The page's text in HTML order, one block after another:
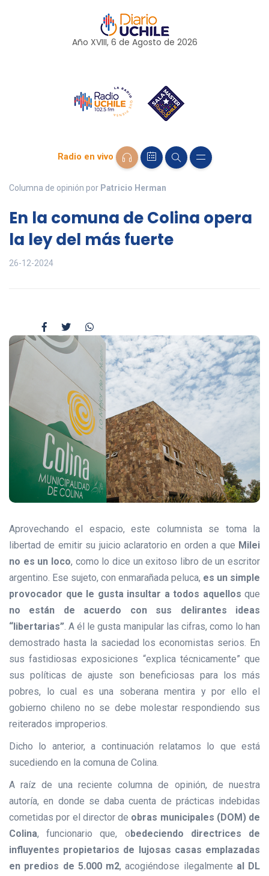
Año XVIII, 6 de Agosto de 2026
Radio en vivo
Columna de opinión por Patricio Herman
En la comuna de Colina opera
la ley del más fuerte
26-12-2024
Aprovechando el espacio, este columnista se toma la
libertad de emitir su juicio aclaratorio en orden a que Milei
no es un loco, como lo dice un exitoso libro de un escritor
argentino. Ese sujeto, con enmarañada peluca, es un simple
provocador que le gusta insultar a todos aquellos que
no están de acuerdo con sus delirantes ideas
“libertarias”. A él le gusta manipular las cifras, como lo han
demostrado hasta la saciedad los economistas serios. En
sus fastidiosas exposiciones “explica técnicamente” que
sus políticas de ajuste son beneficiosas para los más
pobres, lo cual es una soberana mentira y por ello el
gobierno chileno no se debe molestar respondiendo sus
reiterados improperios.
Dicho lo anterior, a continuación relatamos lo que está
sucediendo en la comuna de Colina.
A raíz de una reciente columna de opinión, de nuestra
autoría, en donde se daba cuenta de prácticas indebidas
cometidas por el director de obras municipales (DOM) de
Colina, funcionario que, o bedeciendo directrices de
influyentes propietarios de lujosas casas emplazadas
en predios de 5.000 m2, acogiéndose ilegalmente al DL